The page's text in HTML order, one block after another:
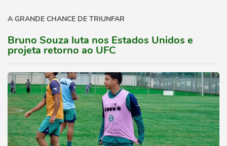
A GRANDE CHANCE DE TRIUNFAR
Bruno Souza luta nos Estados Unidos e
projeta retorno ao UFC